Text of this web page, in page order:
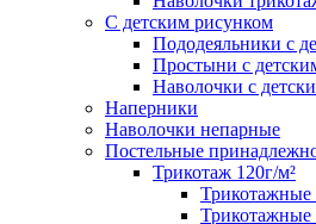
C детским рисунком
Пододеяльники с
Простыни с
Наволочки с
Наперники
Наволочки непарные
Постельные
Трикотаж 120г/м²
Трикотажные
Трикотажные